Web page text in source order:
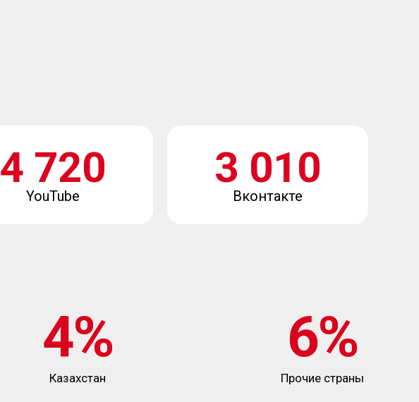
4 720
YouTube
3 010
Вконтакте
6%
Прочие страны
4%
Казахстан